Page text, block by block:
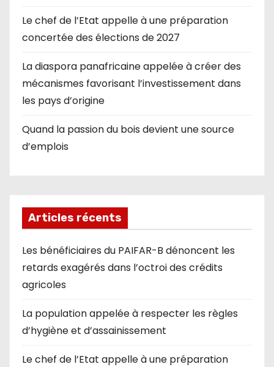
Le chef de l’Etat appelle à une préparation
concertée des élections de 2027
La diaspora panafricaine appelée à créer des
mécanismes favorisant l’investissement dans
les pays d’origine
Quand la passion du bois devient une source
d’emplois
Articles récents
Les bénéficiaires du PAIFAR-B dénoncent les
retards exagérés dans l’octroi des crédits
agricoles
La population appelée à respecter les règles
d’hygiène et d’assainissement
Le chef de l’Etat appelle à une préparation